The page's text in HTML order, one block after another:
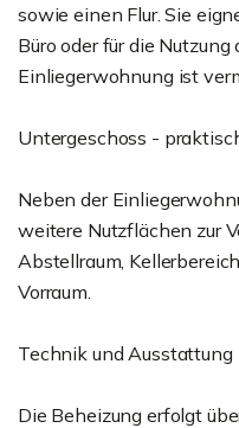
sowie einen Flur. Sie
Büro oder für die
Einliegerwohnung ist
Untergeschoss -
Neben der
weitere Nutzflächen zur
Abstellraum,
Vorraum.
Technik und Ausstattung
Die Beheizung erfolgt